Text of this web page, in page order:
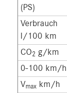
(PS)
Verbrauch
l/100 km
CO2 g/km
0-100 km/h
Vmax km/h